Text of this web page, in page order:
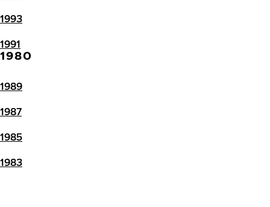
1993
1991
1980
1989
1987
1985
1983